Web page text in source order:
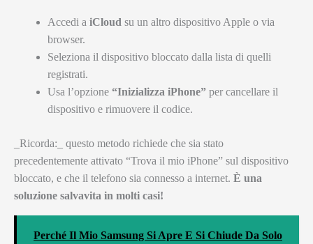
Accedi a iCloud su un altro dispositivo Apple o via
browser.
Seleziona il dispositivo bloccato dalla lista di quelli
registrati.
Usa l’opzione “Inizializza iPhone” per cancellare il
dispositivo e rimuovere il codice.
_Ricorda:_ questo metodo richiede che sia stato
precedentemente attivato “Trova il mio iPhone” sul dispositivo
bloccato, e che il telefono sia connesso a internet. È una
soluzione salvavita in molti casi!
Perché Il Mio Samsung Si Apre E Si Chiude Da Solo